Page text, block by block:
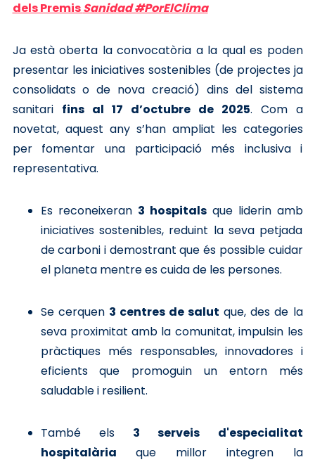
dels PremisSanidad #PorElClima
Ja està oberta la convocatòria a la qual es poden
presentar les iniciatives sostenibles (de projectes ja
consolidats o de nova creació) dins del sistema
sanitari fins al 17 d’octubre de 2025. Com a
novetat, aquest any s’han ampliat les categories
per fomentar una participació més inclusiva i
representativa.
Es reconeixeran 3 hospitalsque liderin amb
iniciatives sostenibles, reduint la seva petjada
de carboni i demostrant que és possible cuidar
el planeta mentre es cuida de les persones.
Se cerquen 3 centres de salut que, des de la
seva proximitat amb la comunitat, impulsin les
pràctiques més responsables, innovadores i
eficients que promoguin un entorn més
saludable i resilient.
També els 3 serveis d'especialitat
hospitalària que millor integren la